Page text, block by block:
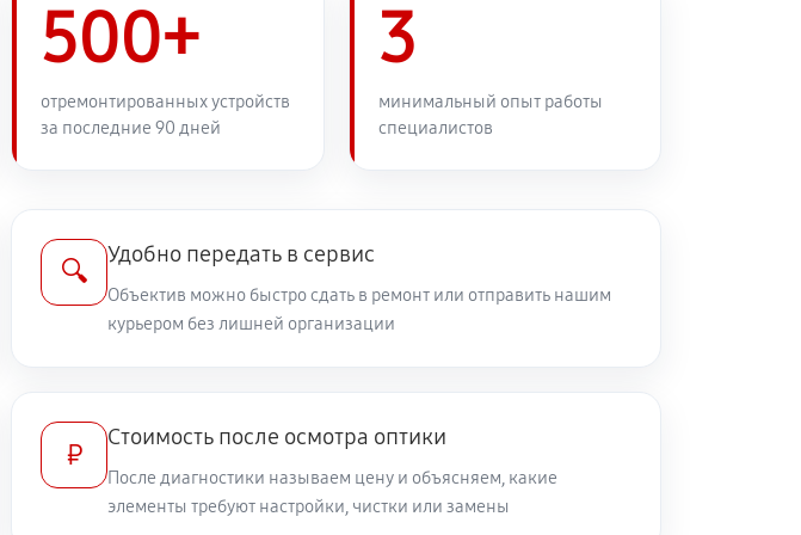
1380 руб 60 минут
1440 руб 60 минут Заказать
1080 руб 60 минут
720 руб 60 минут
2280 руб 60 минут Заказать
500+
отремонтированных устройств
за последние 90 дней
3
минимальный опыт работы
специалистов
🔍
Удобно передать в сервис
Объектив можно быстро сдать в ремонт или отправить нашим
курьером без лишней организации
₽
Стоимость после осмотра оптики
После диагностики называем цену и объясняем, какие
элементы требуют настройки, чистки или замены